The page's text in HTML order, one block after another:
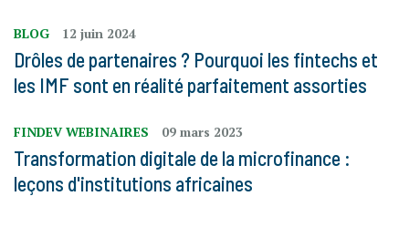
BLOG 12 juin 2024
Drôles de partenaires ? Pourquoi les fintechs et
les IMF sont en réalité parfaitement assorties
FINDEV WEBINAIRES 09 mars 2023
Transformation digitale de la microfinance :
leçons d'institutions africaines